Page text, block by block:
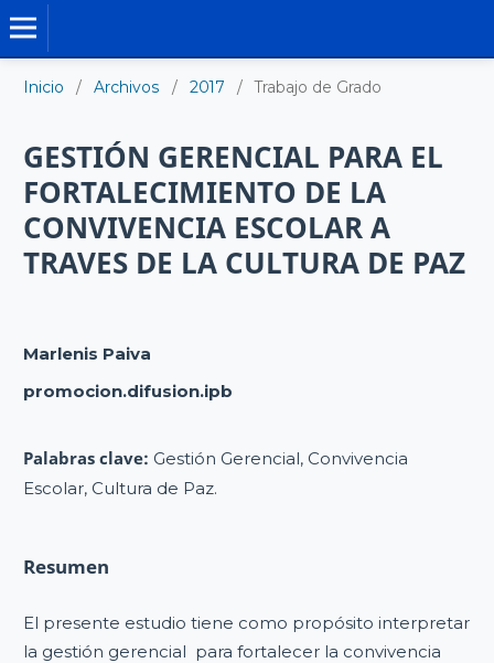
Inicio / Archivos / 2017 / Trabajo de Grado
GESTIÓN GERENCIAL PARA EL
FORTALECIMIENTO DE LA
CONVIVENCIA ESCOLAR A
TRAVES DE LA CULTURA DE PAZ
Marlenis Paiva
promocion.difusion.ipb
Palabras clave: Gestión Gerencial, Convivencia
Escolar, Cultura de Paz.
Resumen
El presente estudio tiene como propósito interpretar
la gestión gerencial para fortalecer la convivencia